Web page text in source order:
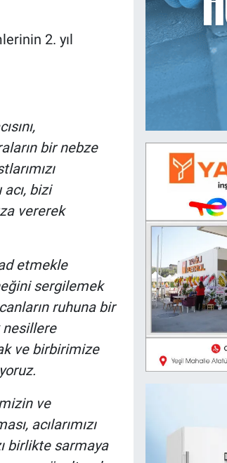
2. yıl
bir nebze
bizi
vererek
etmekle
sergilemek
ruhuna bir
nesillere
ve birbirimize
ve
acılarımızı
birlikte sarmaya